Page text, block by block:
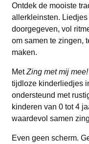
Ontdek de mooiste
allerkleinsten.
doorgegeven, vol
om samen te zingen,
maken.
MetZing met mij mee!
tijdloze kinderliedjes
ondersteund met
kinderen van 0 tot 4
waardevol samen
Even geen scherm.